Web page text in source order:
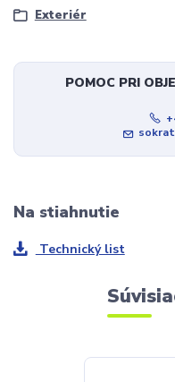
Exteriér
POMOC PRI
Na stiahnutie
Technický list